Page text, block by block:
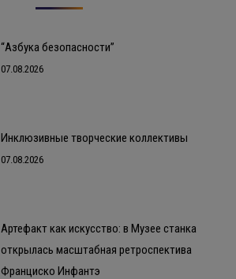
“Азбука безопасности”
07.08.2026
Инклюзивные творческие коллективы
07.08.2026
Артефакт как искусство: в Музее станка
открылась масштабная ретроспектива
Франциско Инфантэ